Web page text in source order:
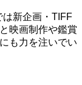
は新企画・TIFF
映画制作や鑑賞
も力を注いでい